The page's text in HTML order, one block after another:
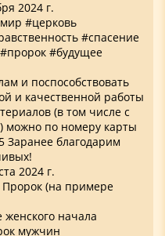
2024 г.
#церковь
#спасение
#будущее
и поспособствовать
и качественной работы
(в том числе с
можно по номеру карты
Заранее благодарим
2024 г.
Пророк (на примере
начала
мужчин